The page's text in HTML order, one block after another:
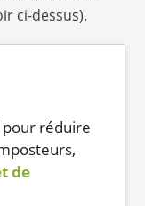
ci-dessus).
réduire
de